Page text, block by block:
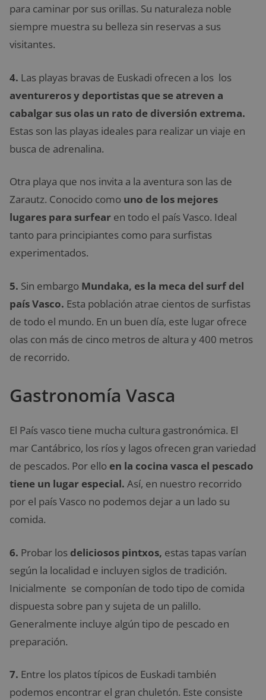
para caminar por sus orillas. Su naturaleza noble
siempre muestra su belleza sin reservas a sus
visitantes.
4. Las playas bravas de Euskadi ofrecen a los los
aventureros y deportistas que se atreven a
cabalgar sus olas un rato de diversión extrema.
Estas son las playas ideales para realizar un viaje en
busca de adrenalina.
Otra playa que nos invita a la aventura son las de
Zarautz. Conocido como uno de los mejores
lugares para surfear en todo el país Vasco. Ideal
tanto para principiantes como para surfistas
experimentados.
5. Sin embargo Mundaka, es la meca del surf del
país Vasco. Esta población atrae cientos de surfistas
de todo el mundo. En un buen día, este lugar ofrece
olas con más de cinco metros de altura y 400 metros
de recorrido.
Gastronomía Vasca
El País vasco tiene mucha cultura gastronómica. El
mar Cantábrico, los ríos y lagos ofrecen gran variedad
de pescados. Por ello en la cocina vasca el pescado
tiene un lugar especial. Así, en nuestro recorrido
por el país Vasco no podemos dejar a un lado su
comida.
6. Probar los deliciosos pintxos, estas tapas varían
según la localidad e incluyen siglos de tradición.
Inicialmente se componían de todo tipo de comida
dispuesta sobre pan y sujeta de un palillo.
Generalmente incluye algún tipo de pescado en
preparación.
7. Entre los platos típicos de Euskadi también
podemos encontrar el gran chuletón. Este consiste